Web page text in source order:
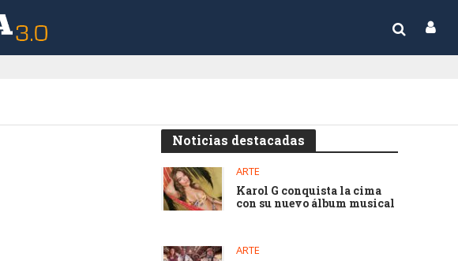
Noticias destacadas
ARTE
Karol G conquista la cima
con su nuevo álbum musical
ARTE